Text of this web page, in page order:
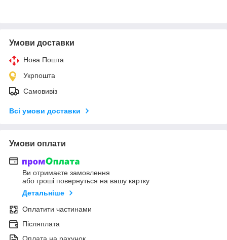
Умови доставки
Нова Пошта
Укрпошта
Самовивіз
Всі умови доставки
Умови оплати
Ви отримаєте замовлення
або гроші повернуться на вашу картку
Детальніше
Оплатити частинами
Післяплата